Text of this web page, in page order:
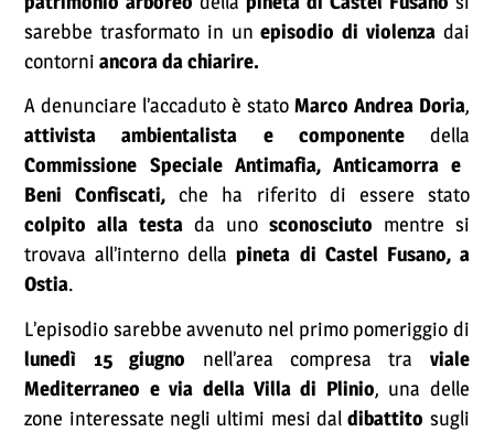
sarebbe trasformato in unepisodio di violenza dai
contorniancora da chiarire.
A denunciare l’accaduto è stato Marco Andrea Doria,
attivista ambientalista e componentedella
Commissione Speciale Antimafia, Anticamorra e
Beni Confiscati,che ha riferito di essere stato
colpito alla testa da uno sconosciuto mentre si
trovava all’interno dellapineta di Castel Fusano, a
Ostia.
L’episodio sarebbe avvenuto nel primo pomeriggio di
lunedì 15 giugno nell’area compresa tra viale
Mediterraneo e via della Villa di Plinio, una delle
zone interessate negli ultimi mesi daldibattito sugli